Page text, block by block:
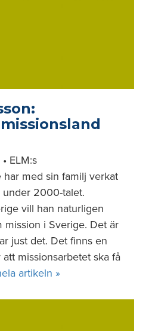
ELM:s
har med sin familj verkat
under 2000-talet.
vill han naturligen
mission i Sverige. Det är
just det. Det finns en
missionsarbetet ska få
artikeln »